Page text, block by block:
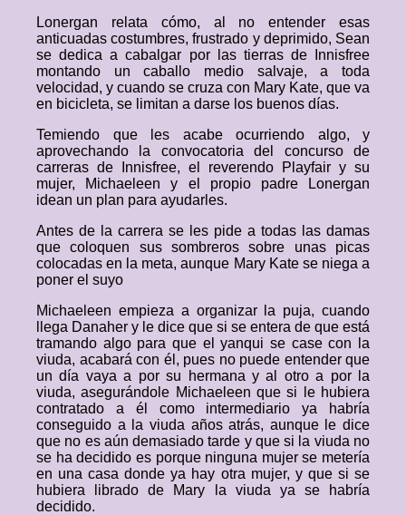
Lonergan relata cómo, al no entender esas
anticuadas costumbres, frustrado y deprimido, Sean
se dedica a cabalgar por las tierras de Innisfree
montando un caballo medio salvaje, a toda
velocidad, y cuando se cruza con Mary Kate, que va
en bicicleta, se limitan a darse los buenos días.
Temiendo que les acabe ocurriendo algo, y
aprovechando la convocatoria del concurso de
carreras de Innisfree, el reverendo Playfair y su
mujer, Michaeleen y el propio padre Lonergan
idean un plan para ayudarles.
Antes de la carrera se les pide a todas las damas
que coloquen sus sombreros sobre unas picas
colocadas en la meta, aunque Mary Kate se niega a
poner el suyo
Michaeleen empieza a organizar la puja, cuando
llega Danaher y le dice que si se entera de que está
tramando algo para que el yanqui se case con la
viuda, acabará con él, pues no puede entender que
un día vaya a por su hermana y al otro a por la
viuda, asegurándole Michaeleen que si le hubiera
contratado a él como intermediario ya habría
conseguido a la viuda años atrás, aunque le dice
que no es aún demasiado tarde y que si la viuda no
se ha decidido es porque ninguna mujer se metería
en una casa donde ya hay otra mujer, y que si se
hubiera librado de Mary la viuda ya se habría
decidido.